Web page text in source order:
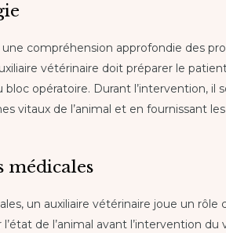
une compréhension approfondie des
vétérinaire doit préparer le
bloc opératoire. Durant l’intervention,
vitaux de l’animal et en fournissant
médicales
un auxiliaire vétérinaire joue un rôle
de l’animal avant l’intervention